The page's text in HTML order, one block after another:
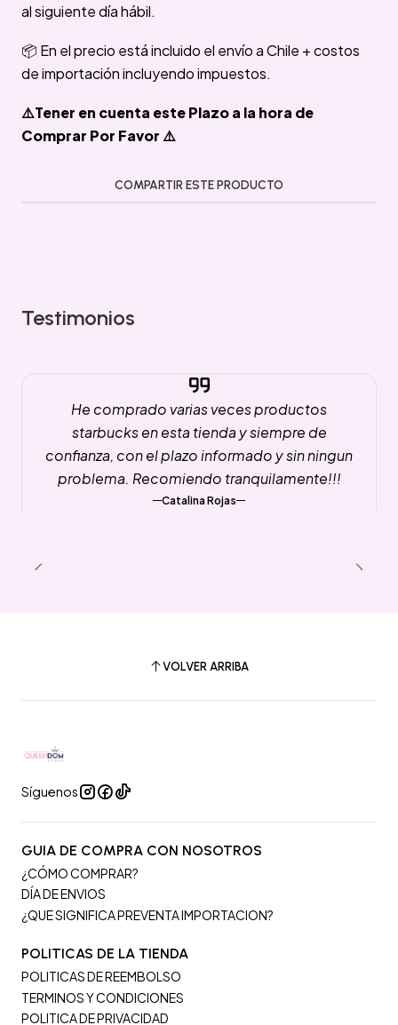
al siguiente día hábil.
📦 En el precio está incluido el envío a Chile + costos
de importación incluyendo impuestos.
⚠️Tener en cuenta este Plazo a la hora de
Comprar Por Favor ⚠️
COMPARTIR ESTE PRODUCTO
Testimonios
He comprado varias veces productos
starbucks en esta tienda y siempre de
confianza, con el plazo informado y sin ningun
problema. Recomiendo tranquilamente!!!
Catalina Rojas
VOLVER ARRIBA
Síguenos
GUIA DE COMPRA CON NOSOTROS
¿CÓMO COMPRAR?
DÍA DE ENVIOS
¿QUE SIGNIFICA PREVENTA IMPORTACION?
POLITICAS DE LA TIENDA
POLITICAS DE REEMBOLSO
TERMINOS Y CONDICIONES
POLITICA DE PRIVACIDAD